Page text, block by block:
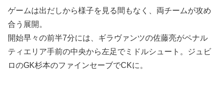
ゲームは出だしから様子を見る間もなく、両チームが攻め
合う展開。
開始早々の前半7分には、ギラヴァンツの佐藤亮がペナル
ティエリア手前の中央から左足でミドルシュート。ジュビ
ロのGK杉本のファインセーブでCKに。